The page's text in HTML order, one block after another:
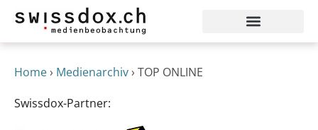
Home› Medienarchiv› TOP ONLINE
Swissdox-Partner: